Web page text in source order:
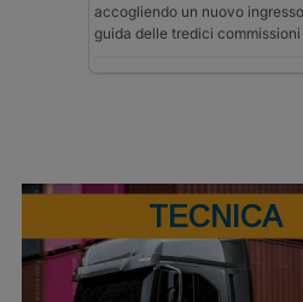
accogliendo un nuovo
guida delle tredici commissioni
TECNICA